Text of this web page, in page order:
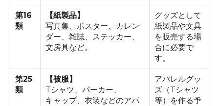
第16
類
【紙製品】
写真集、ポスター、カレン
ダー、雑誌、ステッカー、
文房具など。
グッズとして
紙製品や文具
を販売する場
合に必要で
す。
第25
類
【被服】
Tシャツ、パーカー、
キャップ、衣装などのアパ
アパレルグッ
ズ（Tシャツ
等）を作る予